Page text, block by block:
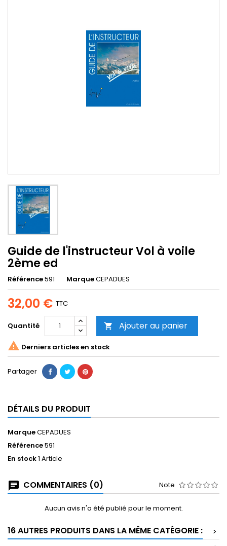
Guide de l'instructeur Vol à voile
2ème ed
Référence591 MarqueCEPADUES
32,00 € TTC
Quantité  Ajouter au panier
 Derniers articles en stock
Partager
DÉTAILS DU PRODUIT
MarqueCEPADUES
Référence591
En stock1 Article
COMMENTAIRES (0) Note
Aucun avis n'a été publié pour le moment.
16 AUTRES PRODUITS DANS LA MÊME CATÉGORIE :
>